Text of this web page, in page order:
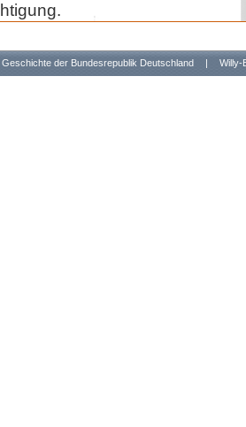
der Bundesrepublik Deutschland | Willy-